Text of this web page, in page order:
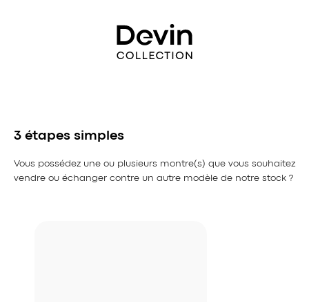
3 étapes simples
Vous possédez une ou plusieurs montre(s) que vous souhaitez
vendre ou échanger contre un autre modèle de notre stock ?